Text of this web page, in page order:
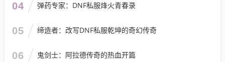
04 弹药专家：DNF私服烽火青春录
05 缔造者：改写DNF私服乾坤的奇幻传奇
06 鬼剑士：阿拉德传奇的热血开篇